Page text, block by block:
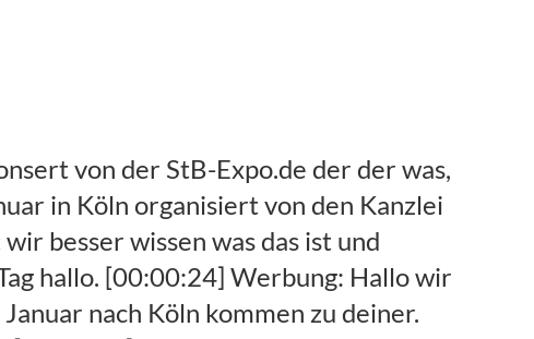
Gäste: Ja das hat sich so entwickelt muss ich muss ich gestehen ganz unbewusst auch. [00:06:31] Gäste: Ich war oder Pille mich sehr stark an out-of-the-box fort also es wird nur die fachlichen Themen Umsatzsteuer gelernt Steuern sowas dass das Jahr [00:06:39] Gäste: aber auch am wirklich mit mitnehmen Mit Mitarbeiterführung kanzleiführung. [00:06:44] Gäste: Wie nutze ich Social Media was kann ich da machen und da habe ich mich sehr stark jetzt auch weitergebildet fortgebildet und war auch dann einen andern Seminar mit anderen Kollegen zusammen Steuerberater Kollegen, [00:06:56] Gäste: und da wurde irgendwie ja mir ist es auch noch Eier gelegt zu sagen in den Pausen kommen die Leute zu mir habe ich gerade Tom wie macht ihr das wie machst du das bitte auf das Thema iPad ist immer aufgefallen weil ich immer auf dem iPad mit geschrieben habe, [00:07:10] Gäste: und wollte ich das auch entwickelt dass ich einfach erkannt habe ok ich wollte immer Unternehmer beraten. [00:07:15] Gäste: Was ich als Steuerberater auch tue und ich fühl mich dann auch festgestellt habe dass wir Steuerberater selber auch Unternehmer sind [00:07:22] Gäste: nicht dass im Anfang er auch für mich noch nicht zu 100% umgesetzt hatte wo ich jetzt auch auf einem guten Weg bin aber ich habe dann erkannt dass das, [00:07:30] Gäste: auch der Steuerberater Unternehmer ist oder Unternehmer sein muss und durch das dass ich dann Unternehmen beraten wollte ich erkannt habe ich habe [00:07:38] Gäste: ja ich bleibe hat es auch Unternehmer ich bin Steuerberater ich kann quasi aus dem ff zu reden was ich mache wie ich es mache [00:07:45] Gäste: dann hat sich das so entwickelt zu sagen lass mich doch lass uns doch das Thema Coach für Steuerberater gehen und dann meinen Berufskollegen einfach meine Sichtweisen weiterzugeben und da einfach Unterstützer so sein. [00:07:56] Claas: Unterstütze hast du aber auch in der Kanzlei oder müssen jetzt mal Tobi mit ins Boot holen hier hat Obi auch ein Koffer Tobi kannst du mich hören. [00:08:05] Gäste: Anne wir haben jetzt in einer Gruppe fördern deswegen ist es gerade schwierig ich will mal schnell in Ding rausmachen genau jetzt bist du da auf dem lautsprecher. [00:08:14] Claas: Okay dann gehen wir es einfach mal das Risiko ein es klingt ja soweit ganz gut also hallo Tobi noch mal Tobi Tobi was ist was ist deine was ist deine Rolle in der Kanzlei und in der Meisterkanzlei. [00:08:27] Gäste: Also ich bin aktuell ja noch Werkstudent [00:08:31] Gäste: und steht dir ja Marketing und deswegen übernehme ich auch hauptsächlich des Marketing in der Steuerkanzlei Seitz die ganz normale vera Werbung z.b. für den Einkaufsläden oder wenn man irgend welche Zeitungsannoncen schalten aber auch [00:08:49] Gäste: ja was immer mehr kommt der Social Media in den Social Media Auftritt der Steuerkanzlei. [00:08:54] Claas: Wir haben uns ja persönlich getroffen auf dem datev.de Digicam vor einigen Tagen. [00:09:01] Claas: Und aufgefallen seid ihr mir ziemlich früh weil die halt auch zum Podcast Angeboten habt nicht mehr angeboten der Welt angeboten das macht uns zu Kollegen das freut mich. [00:09:12] Gäste: Und auch. [00:09:14] Claas: Wie seid ihr denn auf den schmalen Ast gekommen. [00:09:19] Gäste: Mit Podcast ja wir haben uns überlegt was man machen kann wie man der Welt ja seine S